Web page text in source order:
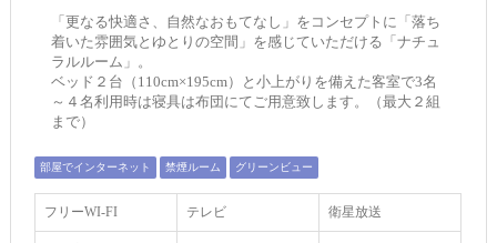
「更なる快適さ、自然なおもてなし」をコンセプトに「落ち
着いた雰囲気とゆとりの空間」を感じていただける「ナチュ
ラルルーム」。
ベッド２台（110cm×195cm）と小上がりを備えた客室で3名
～４名利用時は寝具は布団にてご用意致します。（最大２組
まで）
部屋でインターネット 禁煙ルーム グリーンビュー
フリーWI‐FI テレビ 衛星放送